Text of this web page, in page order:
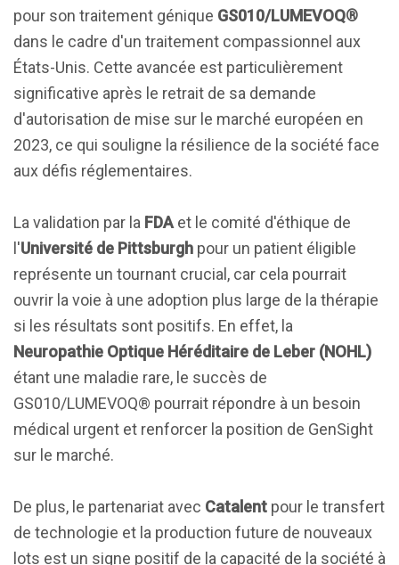
pour son traitement génique GS010/LUMEVOQ®
dans le cadre d'un traitement compassionnel aux
États-Unis. Cette avancée est particulièrement
significative après le retrait de sa demande
d'autorisation de mise sur le marché européen en
2023, ce qui souligne la résilience de la société face
aux défis réglementaires.
La validation par la FDA et le comité d'éthique de
l'Université de Pittsburgh pour un patient éligible
représente un tournant crucial, car cela pourrait
ouvrir la voie à une adoption plus large de la thérapie
si les résultats sont positifs. En effet, la
Neuropathie Optique Héréditaire de Leber (NOHL)
étant une maladie rare, le succès de
GS010/LUMEVOQ® pourrait répondre à un besoin
médical urgent et renforcer la position de GenSight
sur le marché.
De plus, le partenariat avec Catalent pour le transfert
de technologie et la production future de nouveaux
lots est un signe positif de la capacité de la société à